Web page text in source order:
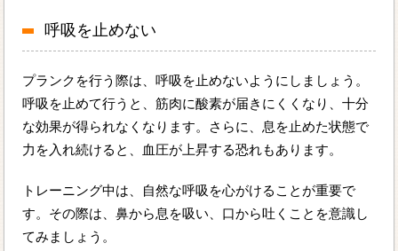
呼吸を止めない
プランクを行う際は、呼吸を止めないようにしましょう。
呼吸を止めて行うと、筋肉に酸素が届きにくくなり、十分
な効果が得られなくなります。さらに、息を止めた状態で
力を入れ続けると、血圧が上昇する恐れもあります。
トレーニング中は、自然な呼吸を心がけることが重要で
す。その際は、鼻から息を吸い、口から吐くことを意識し
てみましょう。